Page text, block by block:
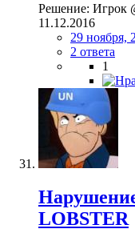
Решение: Игрок
11.12.2016
29 ноября,
2 ответа
1
LOBSTER